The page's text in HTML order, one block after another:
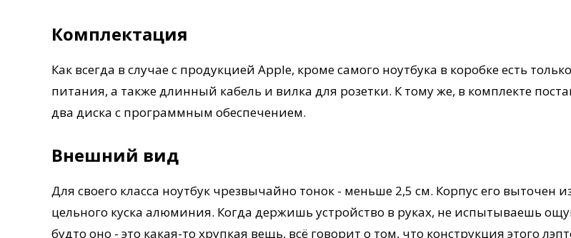
Комплектация
Как всегда в случае с продукцией Apple, кроме самого ноутбука в коробке есть
питания, а также длинный кабель и вилка для розетки. К тому же, в комплекте
два диска с программным обеспечением.
Внешний вид
Для своего класса ноутбук чрезвычайно тонок - меньше 2,5 см. Корпус его выточен
цельного куска алюминия. Когда держишь устройство в руках, не испытываешь
будто оно - это какая-то хрупкая вещь, всё говорит о том, что конструкция этого